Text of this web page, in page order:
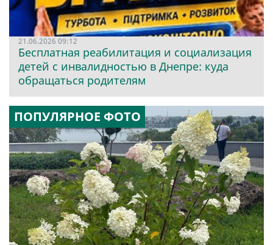
21.06.2026 09:12
Бесплатная реабилитация и социализация
детей с инвалидностью в Днепре: куда
обращаться родителям
ПОПУЛЯРНОЕ ФОТО